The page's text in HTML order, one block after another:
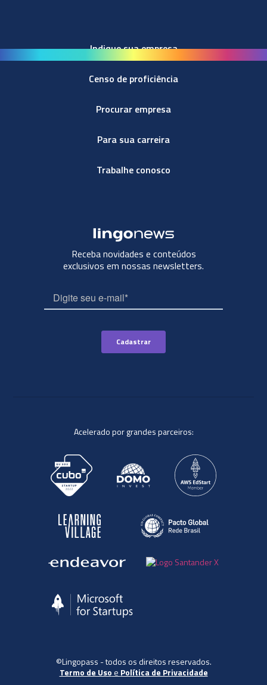
Indique sua empresa
Censo de proficiência
Procurar empresa
Para sua carreira
Trabalhe conosco
Receba novidades e conteúdos
exclusivos em nossas newsletters.
Acelerado por grandes parceiros:
©Lingopass - todos os direitos reservados.
Termo de Uso e Política de Privacidade